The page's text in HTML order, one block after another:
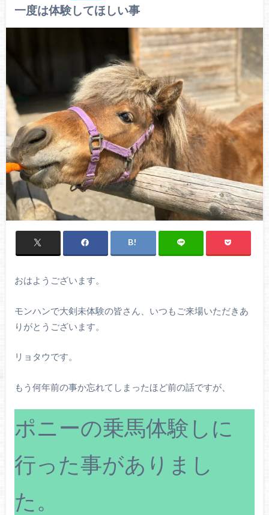
一度は体験してほしい事
おはようございます。
モンハンで大剣未体験の皆さん、いつもご来場いただきあ
りがとうございます。
リョタウです。
もう何年前の事か忘れてしまったほど前の話ですが、
ポニーの乗馬体験しに
行った事がありまし
た。